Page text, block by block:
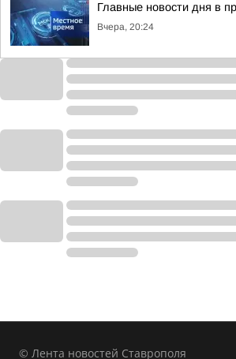
Главные новости дня в
Вчера, 20:24
© Лента новостей Ставрополя